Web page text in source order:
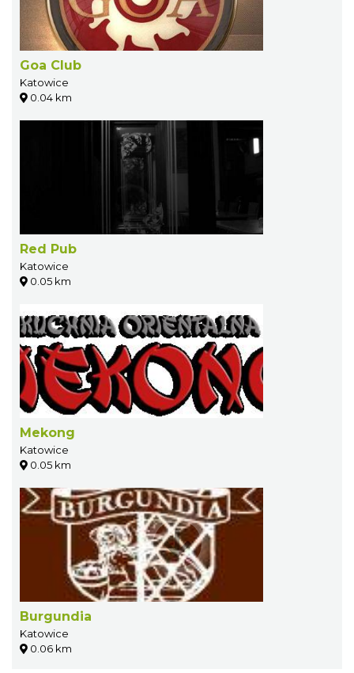
Goa Club
Katowice
0.04 km
Red Pub
Katowice
0.05 km
Mekong
Katowice
0.05 km
Burgundia
Katowice
0.06 km